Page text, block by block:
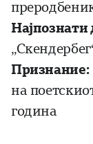
Најпознати
Признание:
на
година